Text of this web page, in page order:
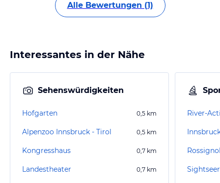
Alle Bewertungen (1)
Interessantes in der Nähe
Sehenswürdigkeiten
Hofgarten 0,5 km
Alpenzoo Innsbruck - Tirol 0,5 km
Kongresshaus 0,7 km
Landestheater 0,7 km
River-
Sightseer